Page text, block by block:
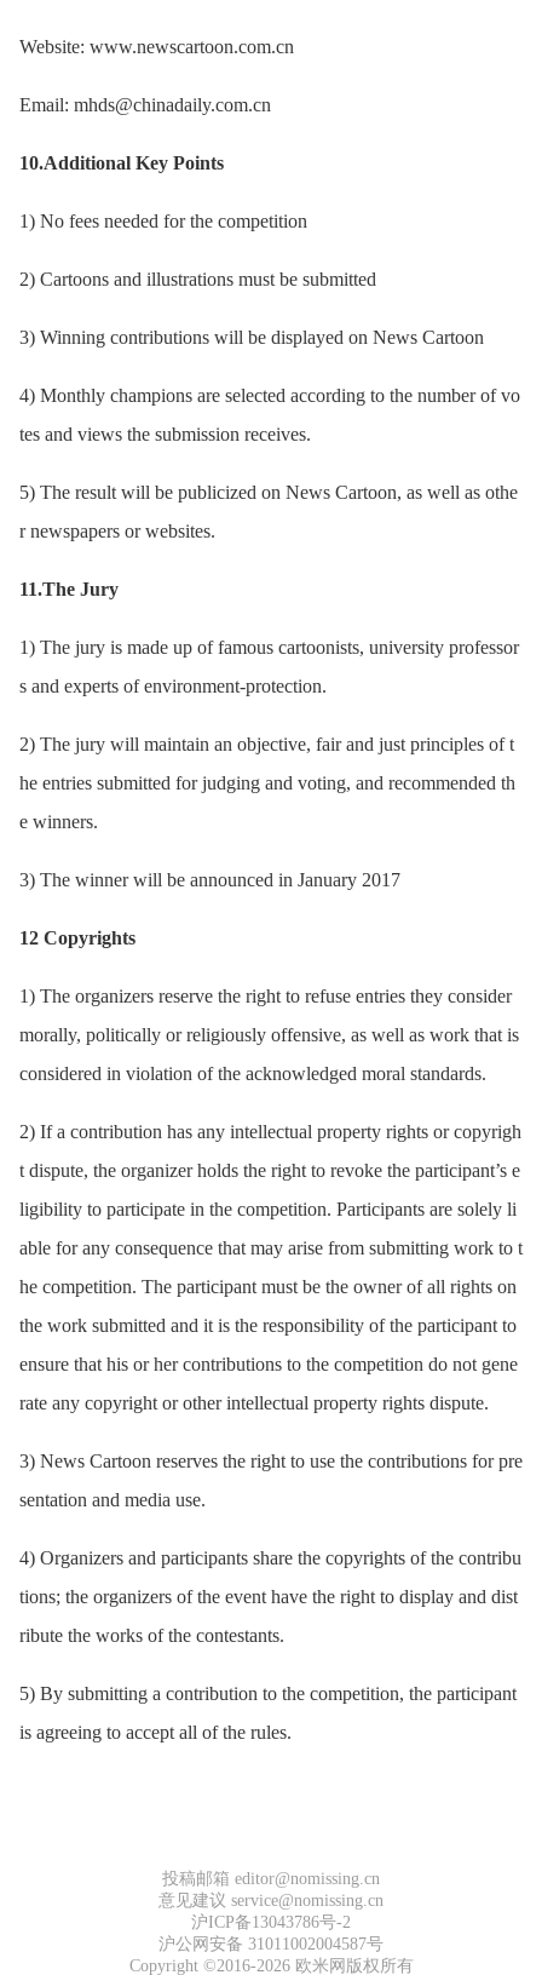
Website: www.newscartoon.com.cn
Email: mhds@chinadaily.com.cn
10.Additional Key Points
1) No fees needed for the competition
2) Cartoons and illustrations must be submitted
3) Winning contributions will be displayed on News Cartoon
4) Monthly champions are selected according to the number of vo
tes and views the submission receives.
5) The result will be publicized on News Cartoon, as well as othe
r newspapers or websites.
11.The Jury
1) The jury is made up of famous cartoonists, university professor
s and experts of environment-protection.
2) The jury will maintain an objective, fair and just principles of t
he entries submitted for judging and voting, and recommended th
e winners.
3) The winner will be announced in January 2017
12 Copyrights
1) The organizers reserve the right to refuse entries they consider
morally, politically or religiously offensive, as well as work that is
considered in violation of the acknowledged moral standards.
2) If a contribution has any intellectual property rights or copyrigh
t dispute, the organizer holds the right to revoke the participant’s e
ligibility to participate in the competition. Participants are solely li
able for any consequence that may arise from submitting work to t
he competition. The participant must be the owner of all rights on
the work submitted and it is the responsibility of the participant to
ensure that his or her contributions to the competition do not gene
rate any copyright or other intellectual property rights dispute.
3) News Cartoon reserves the right to use the contributions for pre
sentation and media use.
4) Organizers and participants share the copyrights of the contribu
tions; the organizers of the event have the right to display and dist
ribute the works of the contestants.
5) By submitting a contribution to the competition, the participant
is agreeing to accept all of the rules.
投稿邮箱 editor@nomissing.cn
意见建议 service@nomissing.cn
沪ICP备13043786号-2
沪公网安备 31011002004587号
Copyright ©2016-2026 欧米网版权所有